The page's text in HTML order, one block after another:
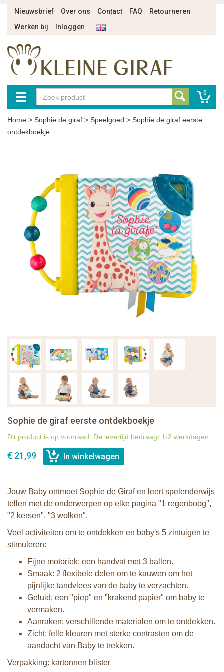
Nieuwsbrief Over ons Contact FAQ
Retourneren
Werken bij
Inloggen
0
Home > Sophie de giraf > Speelgoed > Sophie de giraf eerste
ontdekboekje
Sophie de giraf eerste ontdekboekje
Dit product is op voorraad. De levertijd bedraagt 1-2 werkdagen
€ 21,99
Jouw Baby ontmoet Sophie de Giraf en leert spelenderwijs
tellen met de onderwerpen op elke pagina "1 regenboog",
"2 kersen", "3 wolken".
Veel activiteiten om te ontdekken en baby's 5 zintuigen te
stimuleren:
Fijne motoriek: een handvat met 3 ballen.
Smaak: 2 flexibele delen om te kauwen om het
pijnlijke tandvlees van de baby te verzachten.
Geluid: een "piep" en "krakend papier" om baby te
vermaken.
Aanraken: verschillende materialen om te ontdekken.
Zicht: felle kleuren met sterke contrasten om de
aandacht van Baby te trekken.
Verpakking: kartonnen blister